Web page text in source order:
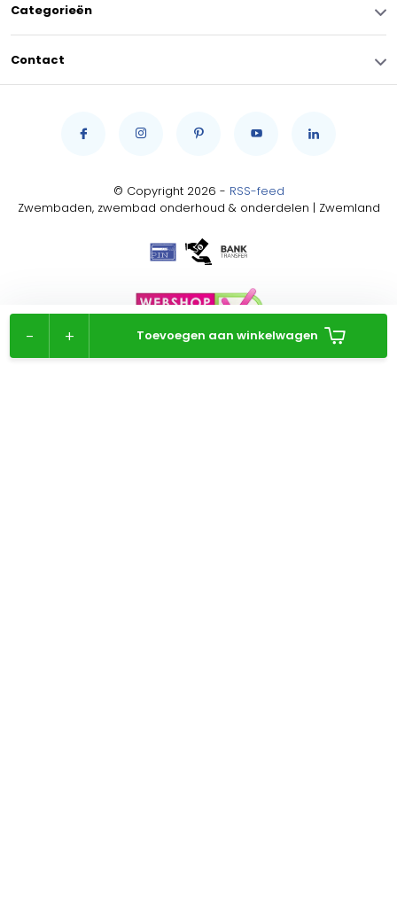
+
- Toevoegen aan winkelwagen
Categorieën
Contact
© Copyright 2026 - RSS-feed
Zwembaden, zwembad onderhoud & onderdelen | Zwemland